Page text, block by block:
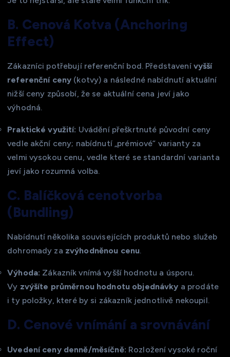
B. Cenová Kotva (Anchoring
Effect)
Zákazníci potřebují referenční bod. Představení vyšší
referenční ceny (kotvy) a následné nabídnutí aktuální
nižší ceny způsobí, že se aktuální cena jeví jako
výhodná.
Praktické využití: Uvádění přeškrtnuté původní ceny
vedle akční ceny; nabídnutí „prémiové“ varianty za
velmi vysokou cenu, vedle které se standardní varianta
jeví jako rozumná volba.
C. Balíčková cenotvorba
(Bundling)
Nabídnutí několika souvisejících produktů nebo služeb
dohromady za zvýhodněnou cenu.
Výhoda: Zákazník vnímá vyšší hodnotu a úsporu.
Vy zvýšíte průměrnou hodnotu objednávky a prodáte
i ty položky, které by si zákazník jednotlivě nekoupil.
D. Cenové vnímání a srovnávání
Uvedení ceny denně/měsíčně: Rozložení vysoké roční